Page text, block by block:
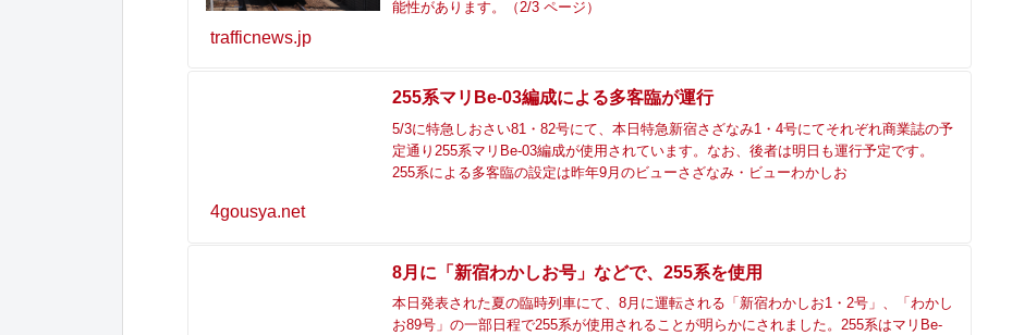
能性があります。（2/3 ページ）
trafficnews.jp
255系マリBe-03編成による多客臨が運行
5/3に特急しおさい81・82号にて、本日特急新宿さざなみ1・4号にてそれぞれ商業誌の予
定通り255系マリBe-03編成が使用されています。なお、後者は明日も運行予定です。
255系による多客臨の設定は昨年9月のビューさざなみ・ビューわかしお
4gousya.net
8月に「新宿わかしお号」などで、255系を使用
本日発表された夏の臨時列車にて、8月に運転される「新宿わかしお1・2号」、「わかし
お89号」の一部日程で255系が使用されることが明らかにされました。255系はマリBe-